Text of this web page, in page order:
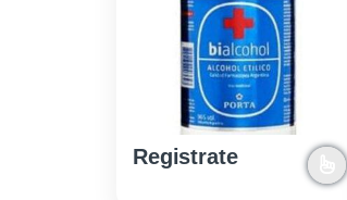
Registrate